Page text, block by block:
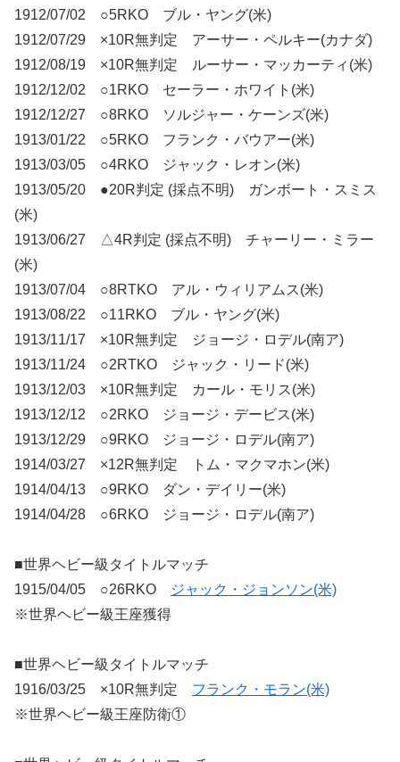
1912/07/02 ○5RKO ブル・ヤング(米)
1912/07/29 ×10R無判定 アーサー・ペルキー(カナダ)
1912/08/19 ×10R無判定 ルーサー・マッカーティ(米)
1912/12/02 ○1RKO セーラー・ホワイト(米)
1912/12/27 ○8RKO ソルジャー・ケーンズ(米)
1913/01/22 ○5RKO フランク・バウアー(米)
1913/03/05 ○4RKO ジャック・レオン(米)
1913/05/20 ●20R判定 (採点不明) ガンボート・スミス
(米)
1913/06/27 △4R判定 (採点不明) チャーリー・ミラー
(米)
1913/07/04 ○8RTKO アル・ウィリアムス(米)
1913/08/22 ○11RKO ブル・ヤング(米)
1913/11/17 ×10R無判定 ジョージ・ロデル(南ア)
1913/11/24 ○2RTKO ジャック・リード(米)
1913/12/03 ×10R無判定 カール・モリス(米)
1913/12/12 ○2RKO ジョージ・デービス(米)
1913/12/29 ○9RKO ジョージ・ロデル(南ア)
1914/03/27 ×12R無判定 トム・マクマホン(米)
1914/04/13 ○9RKO ダン・デイリー(米)
1914/04/28 ○6RKO ジョージ・ロデル(南ア)
■世界ヘビー級タイトルマッチ
1915/04/05 ○26RKO
ジャック・ジョンソン(米)
※世界ヘビー級王座獲得
■世界ヘビー級タイトルマッチ
1916/03/25 ×10R無判定 フランク・モラン(米)
※世界ヘビー級王座防衛①